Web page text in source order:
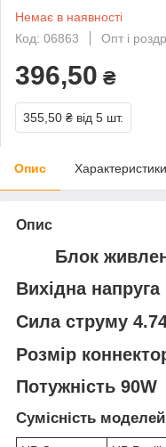
Немає в наявності
Код: 06863
Опт і
396,50 ₴
355,50 ₴ від 5 шт.
Опис Характеристики
Опис
Блок
Вихідна напруга
Сила струму
Розмір
Потужність 90W
Сумісність